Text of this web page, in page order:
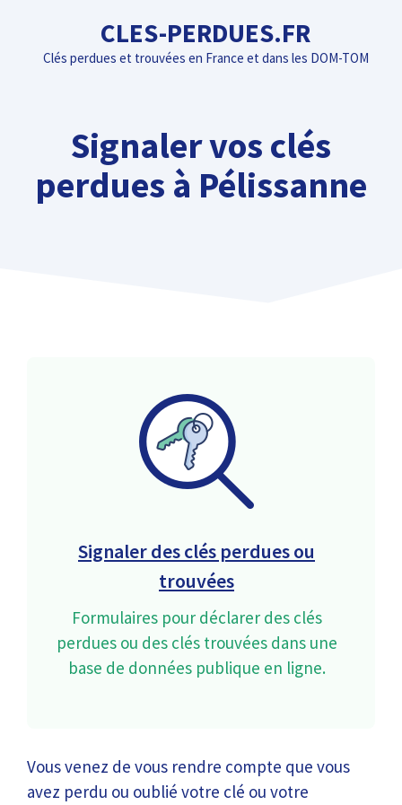
contenu
CLES-PERDUES.FR
Clés perdues et trouvées en France et dans les DOM-TOM
Signaler vos clés
perdues à Pélissanne
Signaler des clés perdues ou
trouvées
Formulaires pour déclarer des clés
perdues ou des clés trouvées dans une
base de données publique en ligne.
Vous venez de vous rendre compte que vous
avez perdu ou oublié votre clé ou votre